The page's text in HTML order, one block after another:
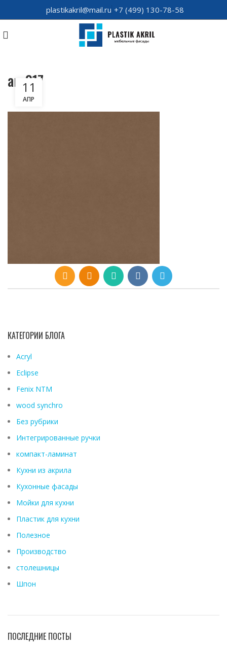
plastikakril@mail.ru +7 (499) 130-78-58
arv017
11
АПР
КАТЕГОРИИ БЛОГА
Acryl
Eclipse
Fenix ​​NTM
wood synchro
Без рубрики
Интегрированные ручки
компакт-ламинат
Кухни из акрила
Кухонные фасады
Мойки для кухни
Пластик для кухни
Полезное
Производство
столешницы
Шпон
ПОСЛЕДНИЕ ПОСТЫ